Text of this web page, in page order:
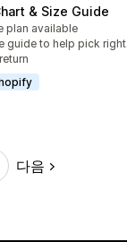
& Size Guide
plan available
guide to help pick right
다음